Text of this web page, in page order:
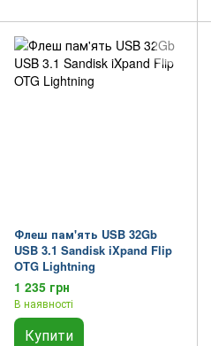
Флеш пам'ять USB 32Gb
USB 3.1 Sandisk iXpand Flip
OTG Lightning
1 235 грн
В наявності
Купити